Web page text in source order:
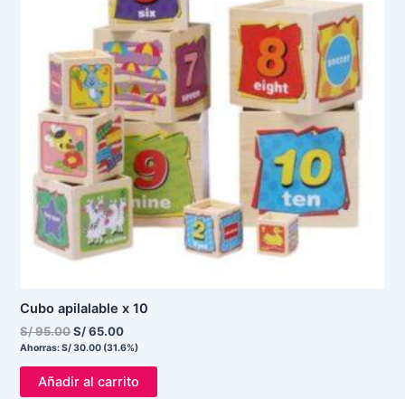
Cubo apilalable x 10
S/95.00S/65.00
Ahorras:S/30.00 (31.6%)
Añadir al carrito